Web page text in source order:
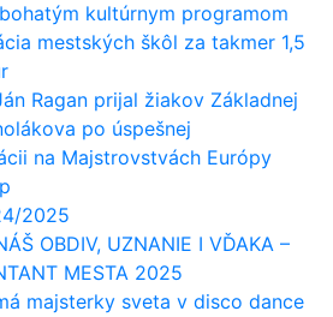
kultúrnym programom
mestských škôl za takmer 1,5
Ragan prijal žiakov Základnej
po úspešnej
na Majstrovstvách Európy
2025
OBDIV, UZNANIE I VĎAKA –
MESTA 2025
majsterky sveta v disco dance